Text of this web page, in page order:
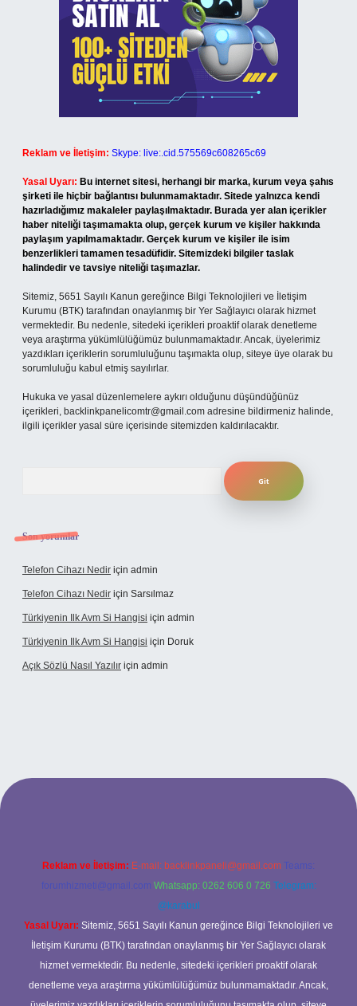
Reklam ve İletişim: Skype: live:.cid.575569c608265c69
Yasal Uyarı: Bu internet sitesi, herhangi bir marka, kurum veya şahıs
şirketi ile hiçbir bağlantısı bulunmamaktadır. Sitede yalnızca kendi
hazırladığımız makaleler paylaşılmaktadır. Burada yer alan içerikler
haber niteliği taşımamakta olup, gerçek kurum ve kişiler hakkında
paylaşım yapılmamaktadır. Gerçek kurum ve kişiler ile isim
benzerlikleri tamamen tesadüfidir. Sitemizdeki bilgiler taslak
halindedir ve tavsiye niteliği taşımazlar.
Sitemiz, 5651 Sayılı Kanun gereğince Bilgi Teknolojileri ve İletişim
Kurumu (BTK) tarafından onaylanmış bir Yer Sağlayıcı olarak hizmet
vermektedir. Bu nedenle, sitedeki içerikleri proaktif olarak denetleme
veya araştırma yükümlülüğümüz bulunmamaktadır. Ancak, üyelerimiz
yazdıkları içeriklerin sorumluluğunu taşımakta olup, siteye üye olarak bu
sorumluluğu kabul etmiş sayılırlar.
Hukuka ve yasal düzenlemelere aykırı olduğunu düşündüğünüz
içerikleri, backlinkpanelicomtr@gmail.com adresine bildirmeniz halinde,
ilgili içerikler yasal süre içerisinde sitemizden kaldırılacaktır.
Son yorumlar
Telefon Cihazı Nedir için admin
Telefon Cihazı Nedir için Sarsılmaz
Türkiyenin Ilk Avm Si Hangisi için admin
Türkiyenin Ilk Avm Si Hangisi için Doruk
Açık Sözlü Nasıl Yazılır için admin
Reklam ve İletişim: E-mail: backlinkpaneli@gmail.com Teams:
forumhizmeti@gmail.com Whatsapp: 0262 606 0 726 Telegram:
@karabul
Yasal Uyarı: Sitemiz, 5651 Sayılı Kanun gereğince Bilgi Teknolojileri ve
İletişim Kurumu (BTK) tarafından onaylanmış bir Yer Sağlayıcı olarak
hizmet vermektedir. Bu nedenle, sitedeki içerikleri proaktif olarak
denetleme veya araştırma yükümlülüğümüz bulunmamaktadır. Ancak,